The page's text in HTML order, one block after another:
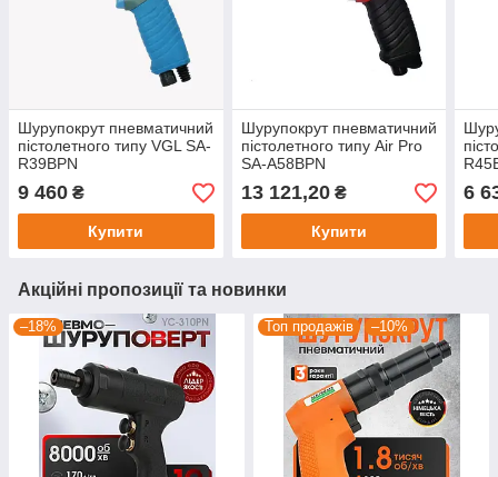
Шурупокрут пневматичний
пістолетного типу VGL SA-
R39BPN
9 460 ₴
Купити
Шурупокрут пневматичний
пістолетного типу Air Pro
SA-A58BPN
13 121,20₴
Купити
6
Акційні пропозиції та новинки
–18% Топ продажів –10%